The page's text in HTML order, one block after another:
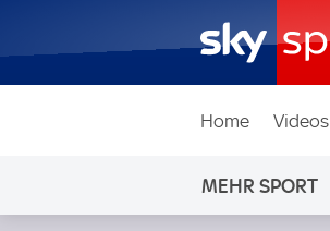
Home Videos
MEHR SPORT